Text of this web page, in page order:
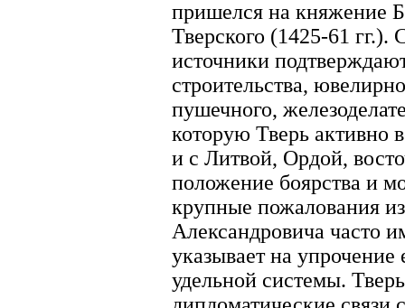
пришелся на княжение
Тверского (1425-61
источники
строительства,
пушечного,
которую Тверь активно
и с Литвой, Ордой,
положение боярства и
крупные пожалования
Александровича часто
указывает на
удельной системы.